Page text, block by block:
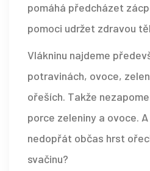
pomáhá předcházet
pomoci udržet zdravou
Vlákninu najdeme
potravinách, ovoce,
ořeších. Takže
porce zeleniny a ovoce.
nedopřát občas hrst
svačinu?